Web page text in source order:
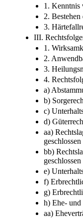
1. Kenntnis
2.
3.
III.
1.
2.
3.
4.
a)
b)
c)
d)
aa)
bb)
e)
f)
g)
h) Ehe- und
aa)